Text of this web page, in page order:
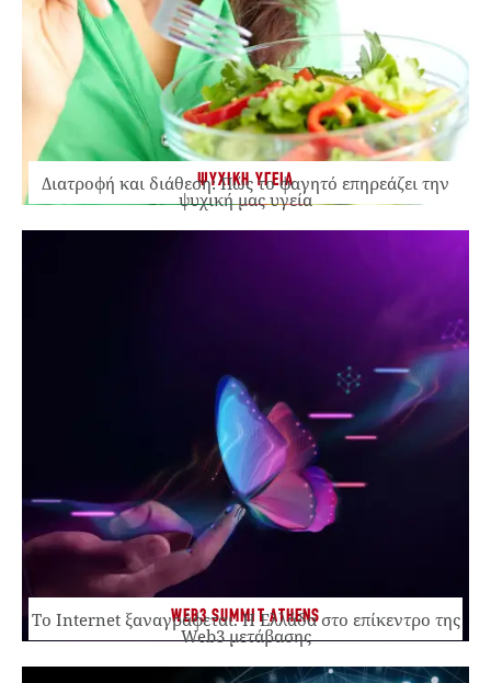
ΨΥΧΙΚΗ ΥΓΕΙΑ
Διατροφή και διάθεση: Πώς το φαγητό επηρεάζει την
ψυχική μας υγεία
WEB3 SUMMIT ATHENS
Το Internet ξαναγράφεται. Η Ελλάδα στο επίκεντρο της
Web3 μετάβασης